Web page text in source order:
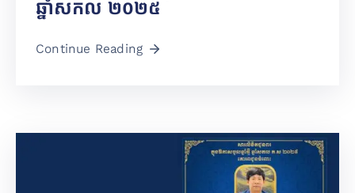
ឆ្នាំសកល ២០២៥
Continue Reading